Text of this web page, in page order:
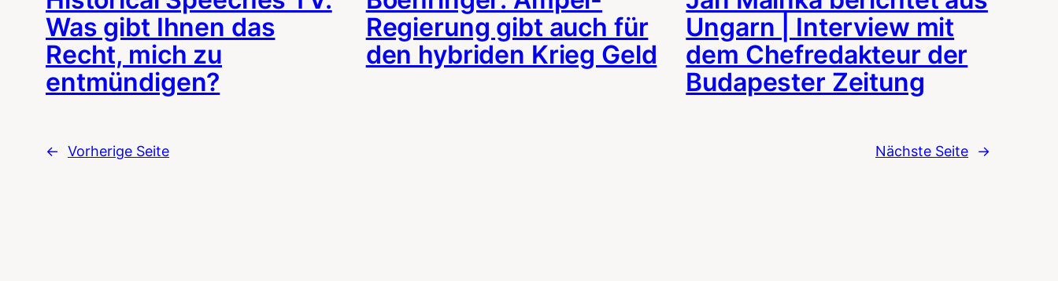
Was gibt Ihnen das
Recht, mich zu
entmündigen?
Regierung gibt auch für
den hybriden Krieg Geld
Ungarn | Interview mit
dem Chefredakteur der
Budapester Zeitung
← Vorherige Seite Nächste Seite →